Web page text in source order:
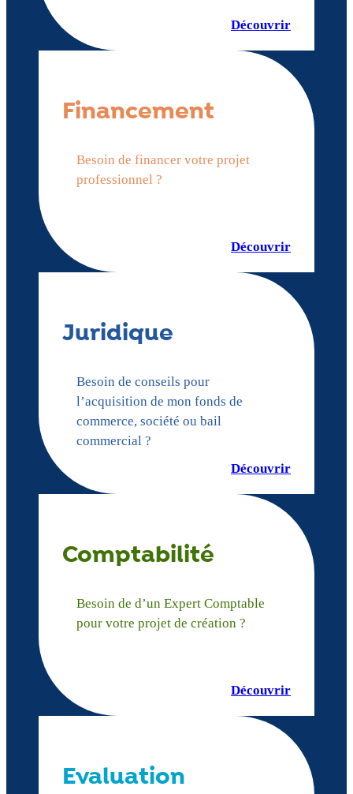
Découvrir
Financement
Besoin de financer votre projet
professionnel ?
Découvrir
Juridique
Besoin de conseils pour
l’acquisition de mon fonds de
commerce, société ou bail
commercial ?
Découvrir
Comptabilité
Besoin de d’un Expert Comptable
pour votre projet de création ?
Découvrir
Evaluation